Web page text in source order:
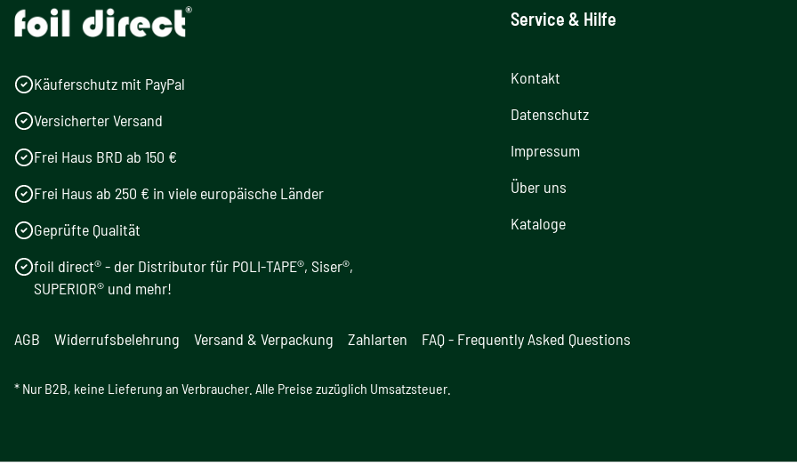
Käuferschutz mit PayPal
Versicherter Versand
Frei Haus BRD ab 150 €
Frei Haus ab 250 € in viele europäische Länder
Geprüfte Qualität
foil direct® - der Distributor für POLI-TAPE®, Siser®,
SUPERIOR® und mehr!
Service & Hilfe
Kontakt
Datenschutz
Impressum
Über uns
Kataloge
AGB Widerrufsbelehrung Versand & Verpackung Zahlarten FAQ - Frequently Asked Questions
* Nur B2B, keine Lieferung an Verbraucher. Alle Preise zuzüglich Umsatzsteuer.